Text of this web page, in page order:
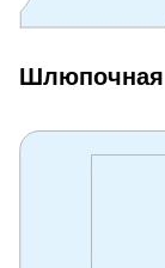
Шлюпочная